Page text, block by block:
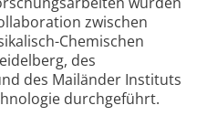
zwischen
Che­mi­schen
des
des Mailänder Instituts
durchgeführt.